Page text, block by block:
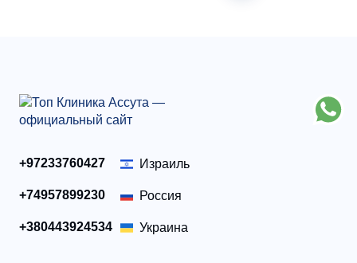
+97233760427 Израиль
+74957899230 Россия
+380443924534 Украина